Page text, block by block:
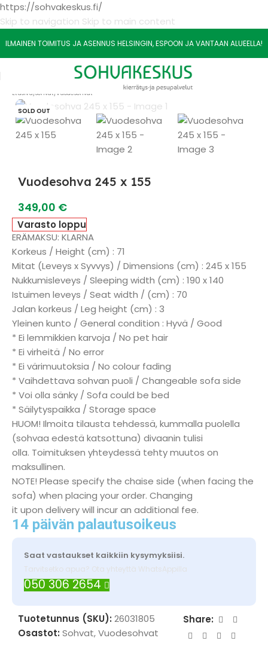
https://sohvakeskus.fi/
Skip to navigation Skip to main content
ILMAINEN TOIMITUS JA ASENNUS HELSINGIN, ESPOON JA VANTAAN ALUEELLA!
Etusivu/Sohvat/ Vuodesohvat
SOLD OUT
Vuodesohva 245 x 155
349,00 €
Varasto loppu
ERÄMAKSU: KLARNA
Korkeus / Height (cm) : 71
Mitat (Leveys x Syvvys) / Dimensions (cm) : 245 x 155
Nukkumisleveys / Sleeping width (cm) : 190 x 140
Istuimen leveys / Seat width / (cm) : 70
Jalan korkeus / Leg height (cm) : 3
Yleinen kunto / General condition : Hyvä / Good
* Ei lemmikkien karvoja / No pet hair
* Ei virheitä / No error
* Ei värimuutoksia / No colour fading
* Vaihdettava sohvan puoli / Changeable sofa side
* Voi olla sänky / Sofa could be bed
* Säilytyspaikka / Storage space
HUOM! Ilmoita tilausta tehdessä, kummalla puolella
(sohvaa edestä katsottuna) divaanin tulisi
olla. Toimituksen yhteydessä tehty muutos on
maksullinen.
NOTE! Please specify the chaise side (when facing the
sofa) when placing your order. Changing
it upon delivery will incur an additional fee.
14 päivän palautusoikeus
Saat vastaukset kaikkiin kysymyksiisi.
Tarvitsetko apua? Ota yhteyttä WhatsAppilla
050 306 2654
Tuotetunnus (SKU): 26031805
Osastot: Sohvat,Vuodesohvat
Share: